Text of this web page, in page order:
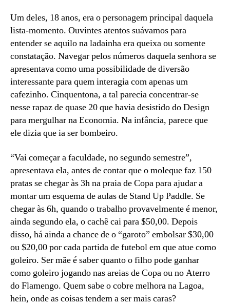
Um deles, 18 anos, era o personagem principal daquela
lista-momento. Ouvintes atentos suávamos para
entender se aquilo na ladainha era queixa ou somente
constatação. Navegar pelos números daquela senhora se
apresentava como uma possibilidade de diversão
interessante para quem interagia com apenas um
cafezinho. Cinquentona, a tal parecia concentrar-se
nesse rapaz de quase 20 que havia desistido do Design
para mergulhar na Economia. Na infância, parece que
ele dizia que ia ser bombeiro.
“Vai começar a faculdade, no segundo semestre”,
apresentava ela, antes de contar que o moleque faz 150
pratas se chegar às 3h na praia de Copa para ajudar a
montar um esquema de aulas de Stand Up Paddle. Se
chegar às 6h, quando o trabalho provavelmente é menor,
ainda segundo ela, o cachê cai para $50,00. Depois
disso, há ainda a chance de o “garoto” embolsar $30,00
ou $20,00 por cada partida de futebol em que atue como
goleiro. Ser mãe é saber quanto o filho pode ganhar
como goleiro jogando nas areias de Copa ou no Aterro
do Flamengo. Quem sabe o cobre melhora na Lagoa,
hein, onde as coisas tendem a ser mais caras?